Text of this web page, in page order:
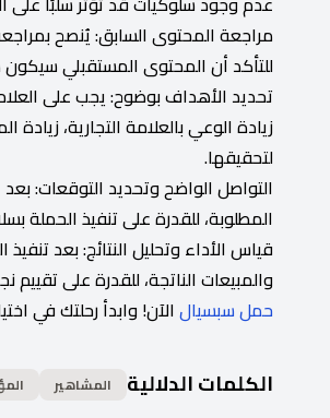
مراجعة المحتوى السابق: يُنصح
للتأكد أن المحتوى المستقبلي سيكون
تحديد الأهداف بوضوح: يجب على
زيادة الوعي بالعلامة التجارية،
لتحقيقها.
التواصل الواضح وتحديد التوقعات:
المطلوبة، للقدرة على تنفيذ الحملة
قياس الأداء وتحليل النتائج: بعد
والمبيعات الناتجة، للقدرة على تقييم
حمل سبسيالالآن! وابدأ رحلتك في
الكلمات الدلالية المشاهير